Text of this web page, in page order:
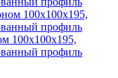
100x100х195,
профиль